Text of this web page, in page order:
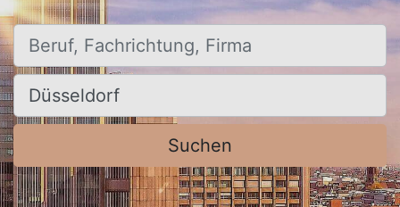
Beruf, Fachrichtung, Firma
Ort, Stadt
Suchen